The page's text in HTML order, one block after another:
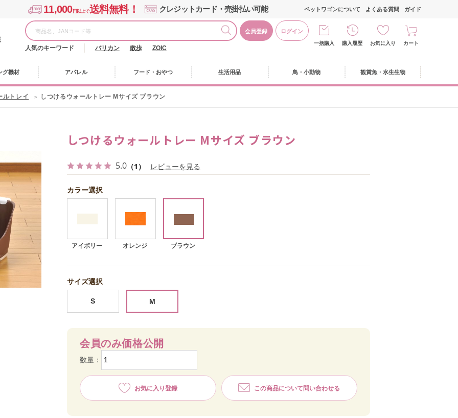
11,000円以上で送料無料！ クレジットカード・売掛払い可能
会員登録 ログイン
人気のキーワード バリカン 散歩 ZOIC
ペットワゴンについて よくある質問 ガイド
一括購入 購入履歴 お気に入り カート
グ機材 アパレル フード・おやつ 生活用品 鳥・小動物 観賞魚・水生生物
ルトレイ しつけるウォールトレー Mサイズ ブラウン
しつけるウォールトレー Mサイズ ブラウン
5.0 （1） レビューを見る
カラー選択
アイボリー オレンジ ブラウン
サイズ選択
S M
会員のみ価格公開
数量：
お気に入り登録 この商品について問い合わせる